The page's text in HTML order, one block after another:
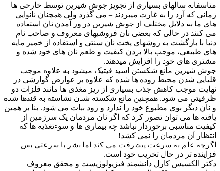
متاسفانه سالهای بسیاری از تجویز جوش شیرین توسط خارجی ها –
زمانی که آرد را به غارت میبردند – می گذرد ولی همچنان نانوایی
های ما به دلایل مختلف از جوش شیرین در ور آمدن نان استفاده
می کنند در حالی که بعضی نان فروشیهای معروف و صاحب نام
دنیا با بازگشت به روشهای پخت نان سنتی و استفاده از خمیر مایه
های طبیعی، موجب بالا بردن کیفیت و طعم نان های خود شده و
مشتری های خود را افزایش میدهند.
جوش شیرین مانع شکستن اسید فیتیک میشود به علاوه موجب
قلیایی شدن محیط روده ها شده که علاوه بر عوارض گوارشی در
نهایت موجب کاهش جذب بسیاری از ریز مغذی ها مانند فلزات دو
ظرفیتی می شود. همچنین مانع شکسته شدن نشاسته به قندها شده
و نان دیگر بوی مطبوع خود را ندارد و زود بیات می شود. بنا بر همین
یافته ها می توان تصور کرد که اگر نان مردمان یک سرزمین از
کیفیت مناسبی برخوردار نباشد چه بیماری ها و سوءتغذیه ها که
انتظار آن مردمان را نمی کشد!
اگرچه علم به سرعت پیشرفت می کند اما بشر با سرعتی بس
فزاینده تر در حال تخریب خود است.
دکتر الکسیس کارل دانشمند فیزیولوژیست و محقق معروف